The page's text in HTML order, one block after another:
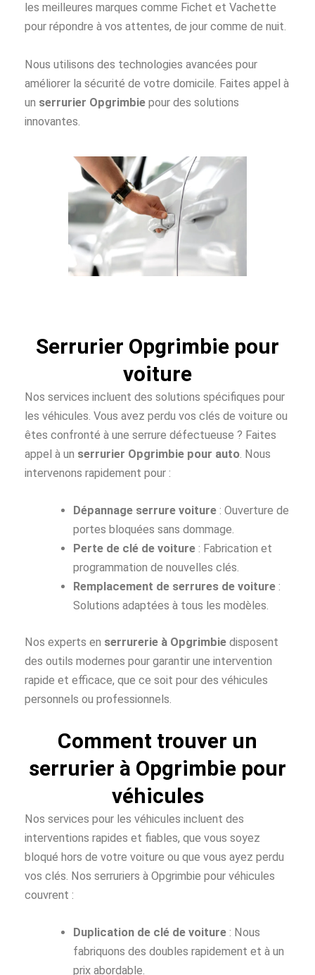
les meilleures marques comme Fichet et Vachette
pour répondre à vos attentes, de jour comme de nuit.
Nous utilisons des technologies avancées pour
améliorer la sécurité de votre domicile. Faites appel à
un serrurier Opgrimbie pour des solutions
innovantes.
Serrurier Opgrimbie pour
voiture
Nos services incluent des solutions spécifiques pour
les véhicules. Vous avez perdu vos clés de voiture ou
êtes confronté à une serrure défectueuse ? Faites
appel à un serrurier Opgrimbie pour auto . Nous
intervenons rapidement pour :
Dépannage serrure voiture : Ouverture de
portes bloquées sans dommage.
Perte de clé de voiture : Fabrication et
programmation de nouvelles clés.
Remplacement de serrures de voiture :
Solutions adaptées à tous les modèles.
Nos experts en serrurerie à Opgrimbie disposent
des outils modernes pour garantir une intervention
rapide et efficace, que ce soit pour des véhicules
personnels ou professionnels.
Comment trouver un
serrurier à Opgrimbie pour
véhicules
Nos services pour les véhicules incluent des
interventions rapides et fiables, que vous soyez
bloqué hors de votre voiture ou que vous ayez perdu
vos clés. Nos serruriers à Opgrimbie pour véhicules
couvrent :
Duplication de clé de voiture : Nous
fabriquons des doubles rapidement et à un
prix abordable.